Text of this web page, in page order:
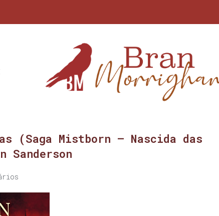
(Saga Mistborn – Nascida das
Sanderson